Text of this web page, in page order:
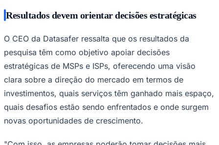
Resultados devem orientar decisões estratégicas
O CEO da Datasafer ressalta que os resultados da
pesquisa têm como objetivo apoiar decisões
estratégicas de MSPs e ISPs, oferecendo uma visão
clara sobre a direção do mercado em termos de
investimentos, quais serviços têm ganhado mais espaço,
quais desafios estão sendo enfrentados e onde surgem
novas oportunidades de crescimento.